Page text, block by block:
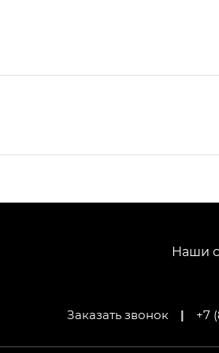
Заказать звонок | +7